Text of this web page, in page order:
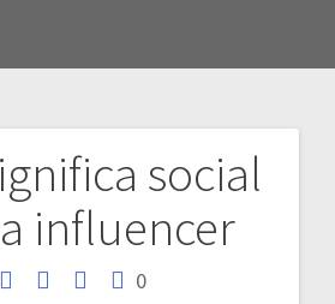
social
influencer
0